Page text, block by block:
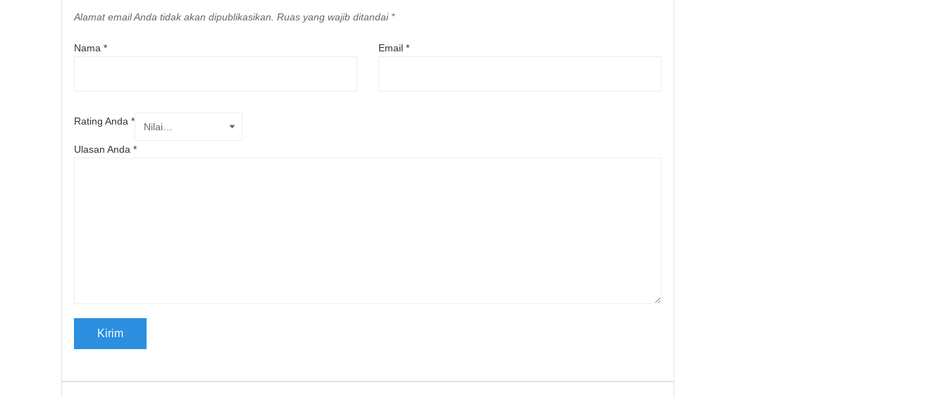
Alamat email Anda tidak akan dipublikasikan. Ruas yang wajib ditandai *
Nama * Email *
Rating Anda *
Ulasan Anda *